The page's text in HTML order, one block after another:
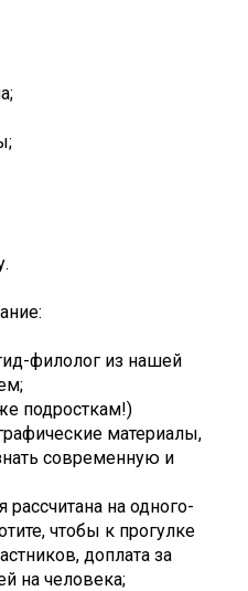
филолог из нашей
подросткам!)
материалы,
современную и
рассчитана на одного-
чтобы к прогулке
доплата за
на человека;